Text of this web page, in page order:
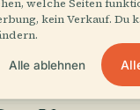
welche Seiten
kein Verkauf. Du
Alle ablehnen